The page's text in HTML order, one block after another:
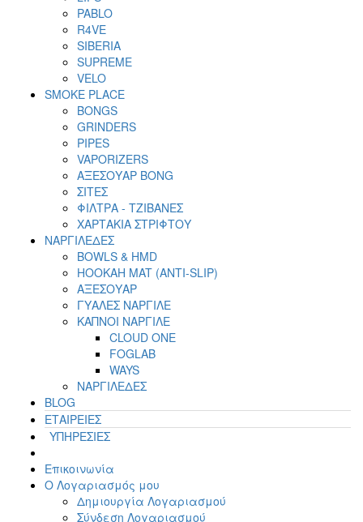
PABLO
R4VE
SIBERIA
SUPREME
VELO
SMOKE PLACE
BONGS
GRINDERS
PIPES
VAPORIZERS
ΑΞΕΣΟΥΑΡ BONG
ΣΙΤΕΣ
ΦΙΛΤΡΑ - ΤΖΙΒΑΝΕΣ
ΧΑΡΤΑΚΙΑ ΣΤΡΙΦΤΟΥ
ΝΑΡΓΙΛΕΔΕΣ
BOWLS & HMD
HOOKAH MAT (ANTI-SLIP)
ΑΞΕΣΟΥΑΡ
ΓΥΑΛΕΣ ΝΑΡΓΙΛΕ
ΚΑΠΝΟΙ ΝΑΡΓΙΛΕ
CLOUD ONE
FOGLAB
WAYS
ΝΑΡΓΙΛΕΔΕΣ
BLOG
ΕΤΑΙΡΕΙΕΣ
ΥΠΗΡΕΣΙΕΣ
Επικοινωνία
Ο Λογαριασμός μου
Δημιουργία Λογαριασμού
Σύνδεση Λογαριασμού